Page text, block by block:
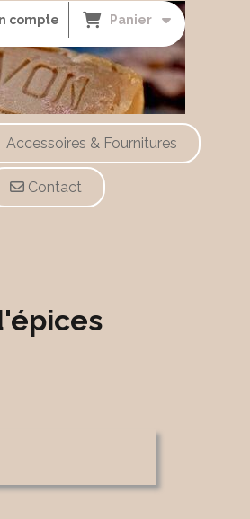
compte Panier
Accessoires & Fournitures
Contact